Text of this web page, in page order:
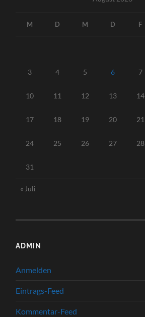
M D M D F
3 4 5 6 7
10 11 12 13 14
17 18 19 20 21
24 25 26 27 28
31
« Juli
ADMIN
Anmelden
Eintrags-Feed
Kommentar-Feed